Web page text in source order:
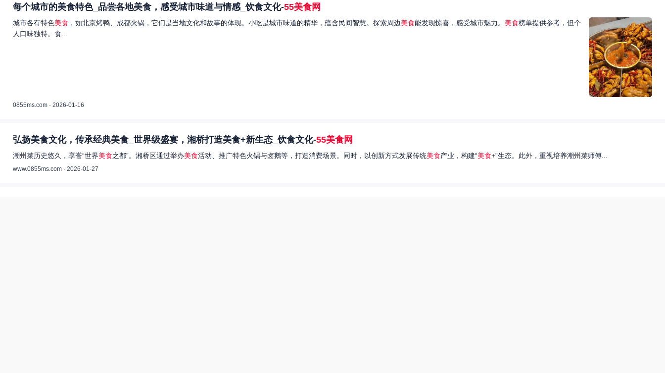
每个城市的美食特色_品尝各地美食，感受城市味道与情感_饮食文化-55美食网
城市各有特色美食 ，如北京烤鸭、成都火锅，它们是当地文化和故事的体现。小吃是城市味道的精华，蕴含民间智慧。探索周边美食能发现惊喜，感受城市魅力。 美食榜单提供参考，但个
人口味独特。食...
0855ms.com · 2026-01-16
弘扬美食文化，传承经典美食_世界级盛宴，湘桥打造美食+新生态_饮食文化-55美食网
潮州菜历史悠久，享誉“世界美食之都”。湘桥区通过举办美食活动、推广特色火锅与卤鹅等，打造消费场景。同时，以创新方式发展传统美食产业，构建“美食+”生态。此外，重视培养潮州菜师傅...
www.0855ms.com · 2026-01-27